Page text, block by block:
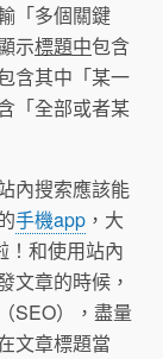
「多個關鍵
示標題中包含
含其中「某一
「全部或者某
內搜索應該能
手機app ，大
！和使用站內
文章的時候，
SEO），盡量
文章標題當